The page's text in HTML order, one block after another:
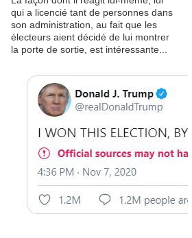
qui a licencié tant de personnes dans
son administration, au fait que les
électeurs aient décidé de lui montrer
la porte de sortie, est intéressante...